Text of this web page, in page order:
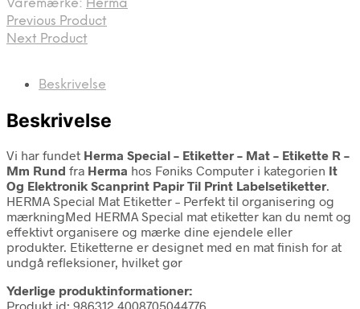
Varemærke: Herma
Previous Product
Next Product
Beskrivelse
Beskrivelse
Vi har fundet Herma Special – Etiketter – Mat – Etikette R –
Mm Rund fra Herma hos Føniks Computer i kategorien It
Og Elektronik Scanprint Papir Til Print Labelsetiketter.
HERMA Special Mat Etiketter – Perfekt til organisering og
mærkningMed HERMA Special mat etiketter kan du nemt og
effektivt organisere og mærke dine ejendele eller
produkter. Etiketterne er designet med en mat finish for at
undgå refleksioner, hvilket gør
Yderlige produktinformationer:
Produkt id: 986312 4008705044776